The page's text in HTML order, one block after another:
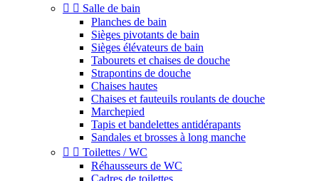
  Salle de bain
Planches de bain
Sièges pivotants de bain
Sièges élévateurs de bain
Tabourets et chaises de douche
Strapontins de douche
Chaises hautes
Chaises et fauteuils roulants de douche
Marchepied
Tapis et bandelettes antidérapants
Sandales et brosses à long manche
  Toilettes / WC
Réhausseurs de WC
Cadres de toilettes